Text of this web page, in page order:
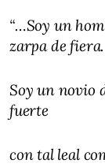
“…Soy un
zarpa de fiera.
Soy un novio
fuerte
con tal leal